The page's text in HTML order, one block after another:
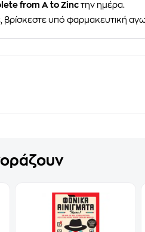
from A to Zinc την ημέρα.
βρίσκεστε υπό φαρμακευτική